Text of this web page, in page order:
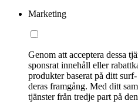
Marketing
Genom att acceptera dessa
sponsrat innehåll eller
produkter baserat på ditt
deras framgång. Med ditt
tjänster från tredje part på